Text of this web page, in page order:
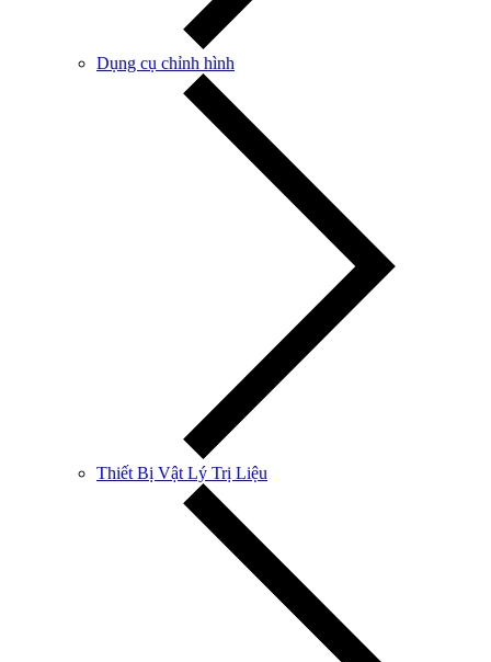
Dụng cụ chỉnh hình
Thiết Bị Vật Lý Trị Liệu